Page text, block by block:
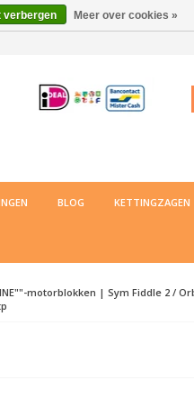
BLOG KETTINGZAGEN
motorblokken | Sym Fiddle 2 /
verbergen Meer over cookies »